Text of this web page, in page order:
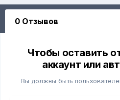
0 Отзывов
Чтобы оставить
аккаунт или
Вы должны быть